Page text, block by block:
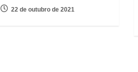
22 de outubro de 2021